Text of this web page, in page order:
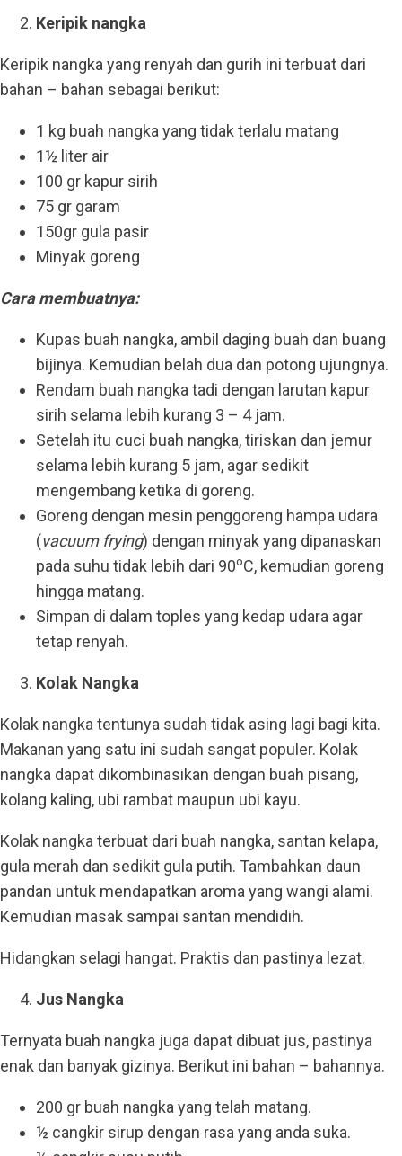
Keripik nangka
Keripik nangka yang renyah dan gurih ini terbuat dari
bahan – bahan sebagai berikut:
1 kg buah nangka yang tidak terlalu matang
1½ liter air
100 gr kapur sirih
75 gr garam
150gr gula pasir
Minyak goreng
Cara membuatnya:
Kupas buah nangka, ambil daging buah dan buang
bijinya. Kemudian belah dua dan potong ujungnya.
Rendam buah nangka tadi dengan larutan kapur
sirih selama lebih kurang 3 – 4 jam.
Setelah itu cuci buah nangka, tiriskan dan jemur
selama lebih kurang 5 jam, agar sedikit
mengembang ketika di goreng.
Goreng dengan mesin penggoreng hampa udara
(vacuum frying) dengan minyak yang dipanaskan
pada suhu tidak lebih dari 90oC, kemudian goreng
hingga matang.
Simpan di dalam toples yang kedap udara agar
tetap renyah.
Kolak Nangka
Kolak nangka tentunya sudah tidak asing lagi bagi kita.
Makanan yang satu ini sudah sangat populer. Kolak
nangka dapat dikombinasikan dengan buah pisang,
kolang kaling, ubi rambat maupun ubi kayu.
Kolak nangka terbuat dari buah nangka, santan kelapa,
gula merah dan sedikit gula putih. Tambahkan daun
pandan untuk mendapatkan aroma yang wangi alami.
Kemudian masak sampai santan mendidih.
Hidangkan selagi hangat. Praktis dan pastinya lezat.
Jus Nangka
Ternyata buah nangka juga dapat dibuat jus, pastinya
enak dan banyak gizinya. Berikut ini bahan – bahannya.
200 gr buah nangka yang telah matang.
½ cangkir sirup dengan rasa yang anda suka.